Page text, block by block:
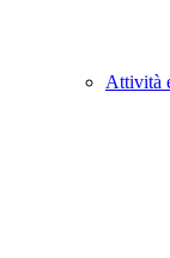
Attività